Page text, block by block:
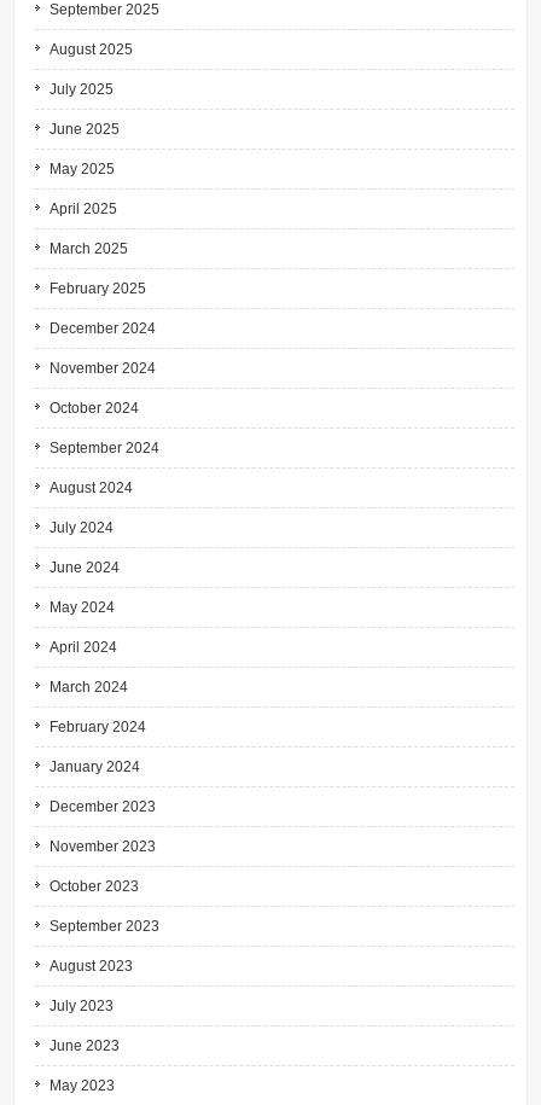
September 2025
August 2025
July 2025
June 2025
May 2025
April 2025
March 2025
February 2025
December 2024
November 2024
October 2024
September 2024
August 2024
July 2024
June 2024
May 2024
April 2024
March 2024
February 2024
January 2024
December 2023
November 2023
October 2023
September 2023
August 2023
July 2023
June 2023
May 2023